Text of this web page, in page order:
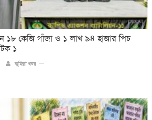
১৮ কেজি গাঁজা ও ১ লাখ ৯৪ হাজার পিচ
১
কুমিল্লা খবর